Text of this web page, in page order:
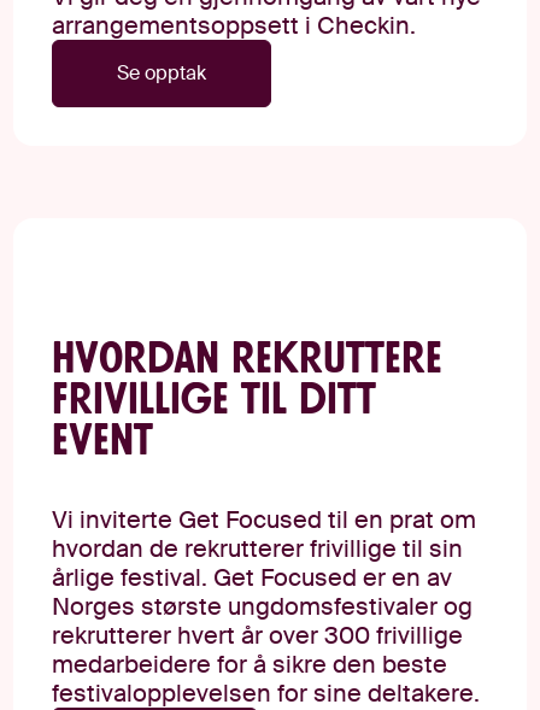
arrangementsoppsett i Checkin.
Se opptak
Hvordan rekruttere
frivillige til ditt
event
Vi inviterte Get Focused til en prat om
hvordan de rekrutterer frivillige til sin
årlige festival. Get Focused er en av
Norges største ungdomsfestivaler og
rekrutterer hvert år over 300 frivillige
medarbeidere for å sikre den beste
festivalopplevelsen for sine deltakere.